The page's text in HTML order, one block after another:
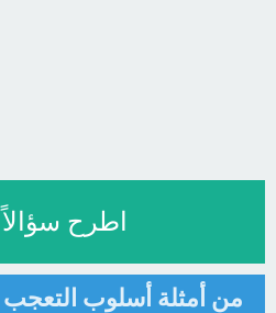
اطرح سؤالاً
من أمثلة أسلوب التعجب